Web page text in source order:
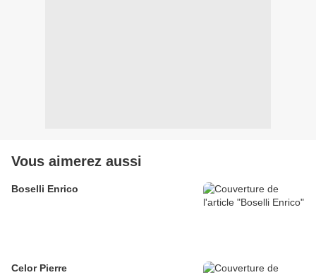
Vous aimerez aussi
Boselli Enrico
Celor Pierre